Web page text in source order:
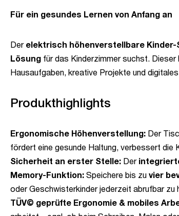
Für ein gesundes Lernen von Anfang an
Der elektrisch höhenverstellbare Kinder-
Lösung für das Kinderzimmer suchst.
Hausaufgaben, kreative Projekte und
Produkthighlights
Ergonomische Höhenverstellung: Der
fördert eine gesunde Haltung, verbessert die
Sicherheit an erster Stelle: Der
Memory-Funktion: Speichere bis zu vier
oder Geschwisterkinder jederzeit abrufbar zu
TÜV© geprüfte Ergonomie & mobiles